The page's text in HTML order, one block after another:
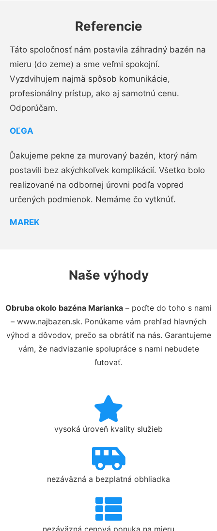
Referencie
Táto spoločnosť nám postavila záhradný bazén na
mieru (do zeme) a sme veľmi spokojní.
Vyzdvihujem najmä spôsob komunikácie,
profesionálny prístup, ako aj samotnú cenu.
Odporúčam.
OĽGA
Ďakujeme pekne za murovaný bazén, ktorý nám
postavili bez akýchkoľvek komplikácií. Všetko bolo
realizované na odbornej úrovni podľa vopred
určených podmienok. Nemáme čo vytknúť.
MAREK
Naše výhody
Obruba okolo bazéna Marianka – poďte do toho s nami
– www.najbazen.sk. Ponúkame vám prehľad hlavných
výhod a dôvodov, prečo sa obrátiť na nás. Garantujeme
vám, že nadviazanie spolupráce s nami nebudete
ľutovať.
vysoká úroveň kvality služieb
nezáväzná a bezplatná obhliadka
nezáväzná cenová ponuka na mieru